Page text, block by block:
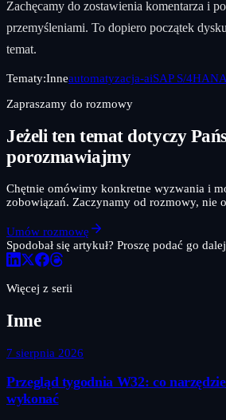
Zachęcamy do zostawienia komentarza i
przemyśleniami. To dopiero początek
temat.
Tematy:Inneautomatyzacja-aiSAP S/4HANA
Zapraszamy do rozmowy
Jeżeli ten temat dotyczy
porozmawiajmy
Chętnie omówimy konkretne wyzwania i
zobowiązań. Zaczynamy od rozmowy, nie
Umów rozmowę
Spodobał się artykuł? Proszę podać go
Więcej z serii
Inne
7 sierpnia 2026
Przegląd tygodnia W32: co
wykonać